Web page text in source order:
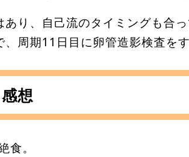
り、自己流のタイミングも合っ
周期11日目に卵管造影検査をす
想
。